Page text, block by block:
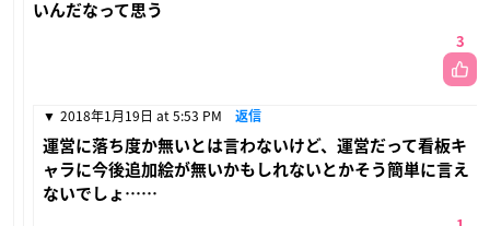
いんだなって思う
3
2018年1月19日 at 5:53 PM 返信
運営に落ち度か無いとは言わないけど、運営だって看板キ
ャラに今後追加絵が無いかもしれないとかそう簡単に言え
ないでしょ……